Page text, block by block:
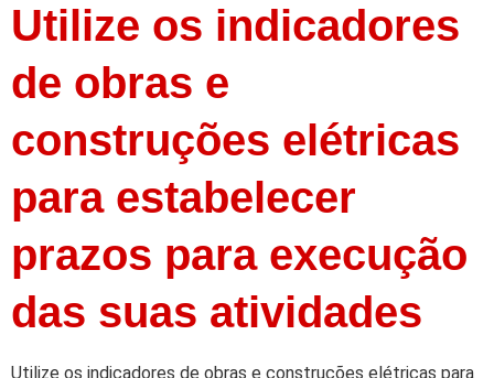
Utilize os indicadores
de obras e
construções elétricas
para estabelecer
prazos para execução
das suas atividades
Utilize os indicadores de obras e construções elétricas para